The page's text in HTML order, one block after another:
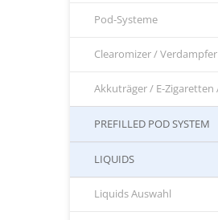
Pod-Systeme
Clearomizer / Verdampfer
Akkuträger / E-Zigaretten
PREFILLED POD SYSTEM
LIQUIDS
Liquids Auswahl